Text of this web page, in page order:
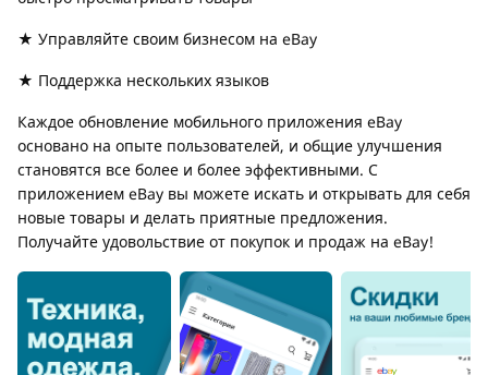
★ Управляйте своим бизнесом на eBay
★ Поддержка нескольких языков
Каждое обновление мобильного приложения eBay
основано на опыте пользователей, и общие улучшения
становятся все более и более эффективными. С
приложением eBay вы можете искать и открывать для себя
новые товары и делать приятные предложения.
Получайте удовольствие от покупок и продаж на eBay!